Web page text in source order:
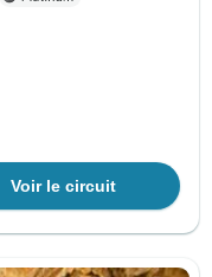
Voir le circuit